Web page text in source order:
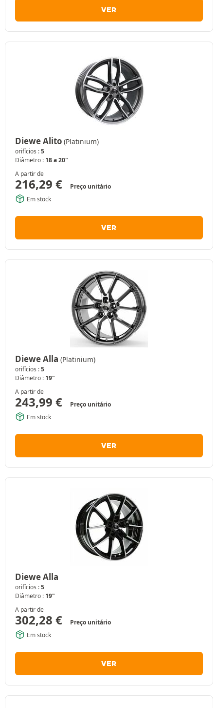
VER
Diewe Alito (Platinium)
orifícios :5
Diâmetro : 18 a 20"
A partir de
216,29 €
Preço unitário
Em stock
VER
Diewe Alla (Platinium)
orifícios :5
Diâmetro : 19"
A partir de
243,99 €
Preço unitário
Em stock
VER
Diewe Alla
orifícios :5
Diâmetro : 19"
A partir de
302,28 €
Preço unitário
Em stock
VER